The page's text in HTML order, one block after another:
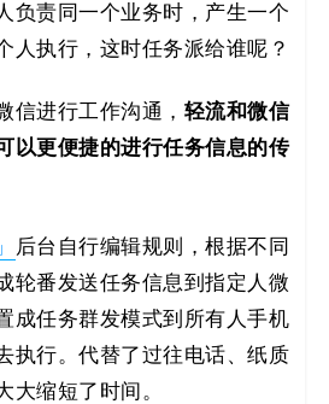
负责同一个业务时，产生一个
人执行，这时任务派给谁呢？
信进行工作沟通， 轻流和微信
以更便捷的进行任务信息的传
后台自行编辑规则，根据不同
轮番发送任务信息到指定人微
成任务群发模式到所有人手机
执行。代替了过往电话、纸质
大缩短了时间。